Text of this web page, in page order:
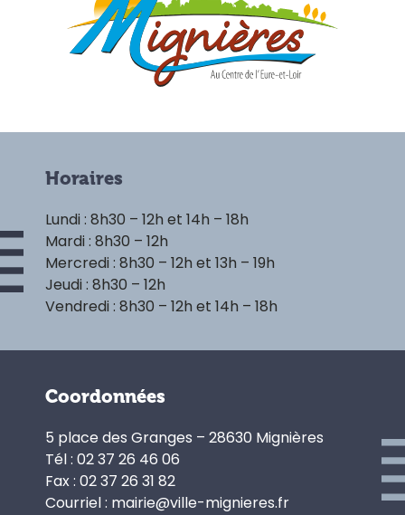
Horaires
Lundi : 8h30 – 12h et 14h – 18h
Mardi : 8h30 – 12h
Mercredi : 8h30 – 12h et 13h – 19h
Jeudi : 8h30 – 12h
Vendredi : 8h30 – 12h et 14h – 18h
Coordonnées
5 place des Granges – 28630 Mignières
Tél : 02 37 26 46 06
Fax : 02 37 26 31 82
Courriel : mairie@ville-mignieres.fr